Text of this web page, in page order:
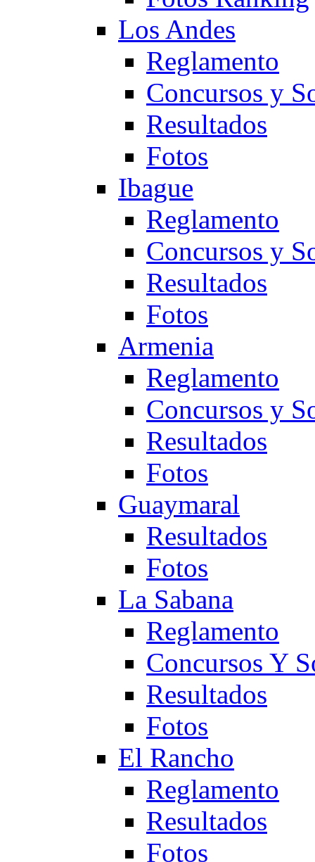
Los Andes
Reglamento
Concursos y
Resultados
Fotos
Ibague
Reglamento
Concursos y
Resultados
Fotos
Armenia
Reglamento
Concursos y
Resultados
Fotos
Guaymaral
Resultados
Fotos
La Sabana
Reglamento
Concursos Y
Resultados
Fotos
El Rancho
Reglamento
Resultados
Fotos